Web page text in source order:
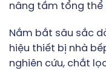
nâng tầm tổng thể
Nắm bắt sâu sắc
hiệu thiết bị nhà
nghiên cứu, chắt